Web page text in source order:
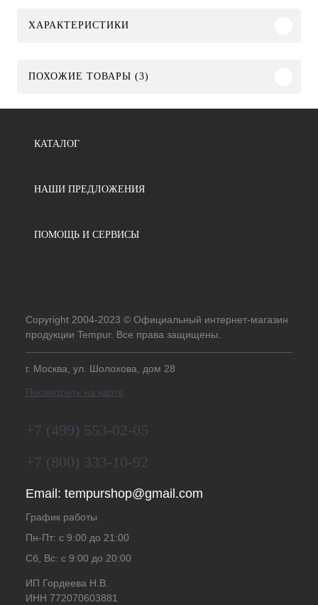
ХАРАКТЕРИСТИКИ
ПОХОЖИЕ ТОВАРЫ (3)
КАТАЛОГ
НАШИ ПРЕДЛОЖЕНИЯ
ПОМОЩЬ И СЕРВИСЫ
Copyright 2004-2023 © Официальный интернет-магазин
продукции Tempur. Все права защищены.
г. Москва, ул. Шолохова, дом 28
Посмотреть на карте
+7 (499) 553-02-05
+7 (800) 333-10-92
Email: tempurshop@gmail.com
График работы
Пн-Пт: с 9:00 до 21:00
Сб, Вс: с 9:00 до 20:00
ИП Гордеева Н.В.
ИНН 772070603881